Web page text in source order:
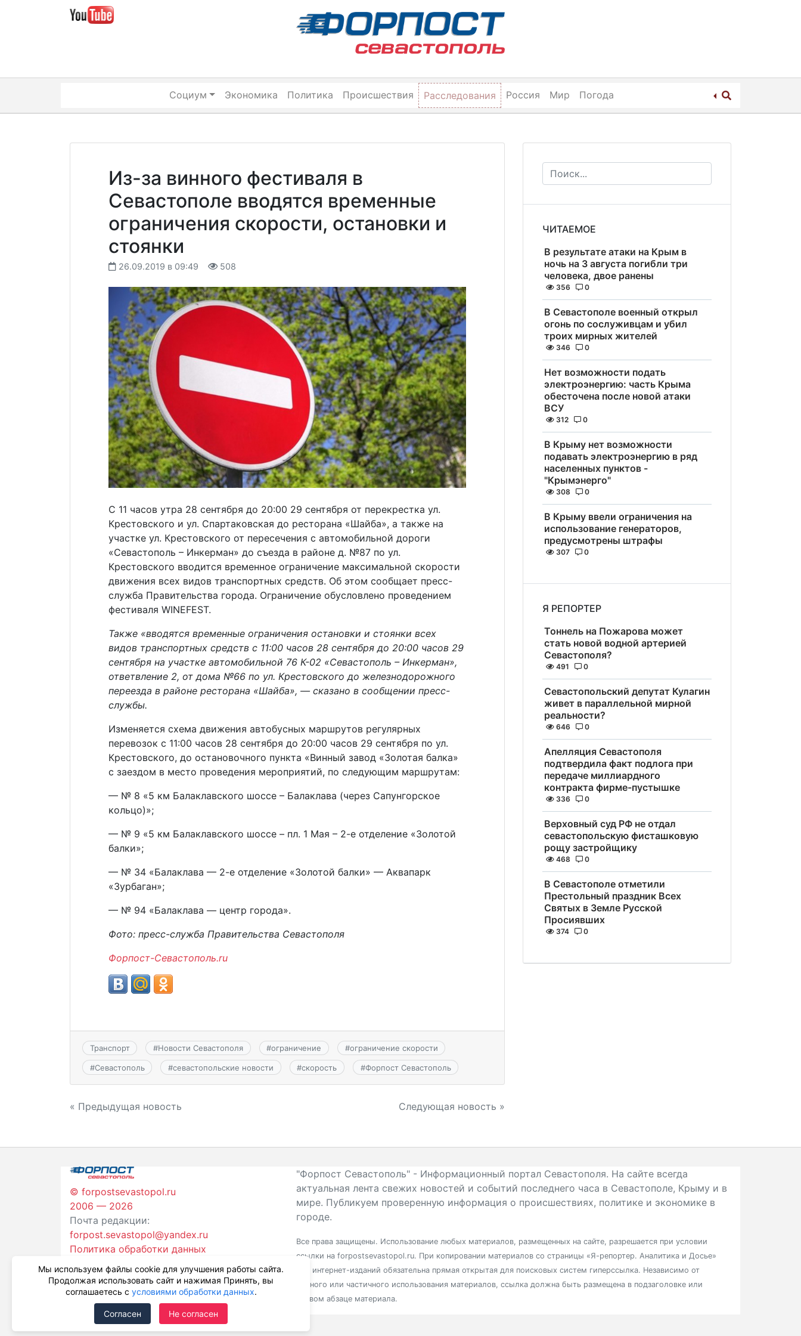
Социум Экономика Политика Происшествия Расследования Россия Мир Погода
Из-за винного фестиваля в
Севастополе вводятся временные
ограничения скорости, остановки и
стоянки
26.09.2019 в 09:49 508
С 11 часов утра 28 сентября до 20:00 29 сентября от перекрестка ул.
Крестовского и ул. Спартаковская до ресторана «Шайба», а также на
участке ул. Крестовского от пересечения с автомобильной дороги
«Севастополь – Инкерман» до съезда в районе д. №87 по ул.
Крестовского вводится временное ограничение максимальной скорости
движения всех видов транспортных средств. Об этом сообщает пресс-
служба Правительства города. Ограничение обусловлено проведением
фестиваля WINEFEST.
Также «вводятся временные ограничения остановки и стоянки всех
видов транспортных средств с 11:00 часов 28 сентября до 20:00 часов 29
сентября на участке автомобильной 76 К-02 «Севастополь – Инкерман»,
ответвление 2, от дома №66 по ул. Крестовского до железнодорожного
переезда в районе ресторана «Шайба», — сказано в сообщении пресс-
службы.
Изменяется схема движения автобусных маршрутов регулярных
перевозок с 11:00 часов 28 сентября до 20:00 часов 29 сентября по ул.
Крестовского, до остановочного пункта «Винный завод «Золотая балка»
с заездом в место проведения мероприятий, по следующим маршрутам:
— № 8 «5 км Балаклавского шоссе – Балаклава (через Сапунгорское
кольцо)»;
— № 9 «5 км Балаклавского шоссе – пл. 1 Мая – 2-е отделение «Золотой
балки»;
— № 34 «Балаклава — 2-е отделение «Золотой балки» — Аквапарк
«Зурбаган»;
— № 94 «Балаклава — центр города».
Фото: пресс-служба Правительства Севастополя
Форпост-Севастополь.ru
Транспорт #Новости Севастополя #ограничение #ограничение скорости
#Севастополь #севастопольские новости #скорость #Форпост Севастополь
Навигация
записям
« Предыдущая новость Следующая новость »
ЧИТАЕМОЕ
В результате атаки на Крым в
ночь на 3 августа погибли три
человека, двое ранены
356 0
В Севастополе военный открыл
огонь по сослуживцам и убил
троих мирных жителей
346 0
Нет возможности подать
электроэнергию: часть Крыма
обесточена после новой атаки
ВСУ
312 0
В Крыму нет возможности
подавать электроэнергию в ряд
населенных пунктов -
"Крымэнерго"
308 0
В Крыму ввели ограничения на
использование генераторов,
предусмотрены штрафы
307 0
Я РЕПОРТЕР
Тоннель на Пожарова может
стать новой водной артерией
Севастополя?
491 0
Севастопольский депутат Кулагин
живет в параллельной мирной
реальности?
646 0
Апелляция Севастополя
подтвердила факт подлога при
передаче миллиардного
контракта фирме-пустышке
336 0
Верховный суд РФ не отдал
севастопольскую фисташковую
рощу застройщику
468 0
В Севастополе отметили
Престольный праздник Всех
Святых в Земле Русской
Просиявших
374 0
© forpostsevastopol.ru
2006 — 2026
Почта редакции:
forpost.sevastopol@yandex.ru
Политика обработки данных
"Форпост Севастополь" - Информационный портал Севастополя. На сайте всегда
актуальная лента свежих новостей и событий последнего часа в Севастополе, Крыму и в
мире. Публикуем проверенную информация о происшествиях, политике и экономике в
городе.
Все права защищены. Использование любых материалов, размещенных на сайте, разрешается при условии
ссылки на forpostsevastopol.ru. При копировании материалов со страницы «Я-репортер. Аналитика и Досье»
для интернет-изданий обязательна прямая открытая для поисковых систем гиперссылка. Независимо от
полного или частичного использования материалов, ссылка должна быть размещена в подзаголовке или
первом абзаце материала.
Мы используем файлы cookie для улучшения работы сайта.
Продолжая использовать сайт и нажимая Принять, вы
соглашаетесь с условиями обработки данных.
Согласен Не согласен